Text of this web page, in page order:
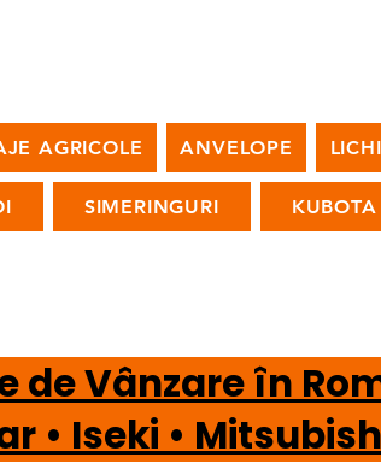
AGRICOLE ANVELOPE
SIMERINGURI KUBOTA
de Vânzare în
• Iseki •